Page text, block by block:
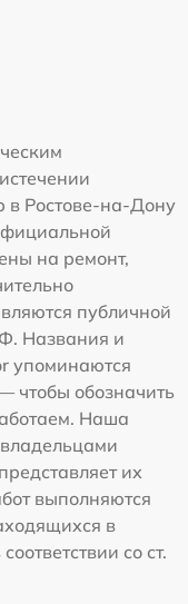
в Ростове-на-Дону
на ремонт,
публичной
Названия и
упоминаются
чтобы обозначить
Наша
их
выполняются
в
со ст.